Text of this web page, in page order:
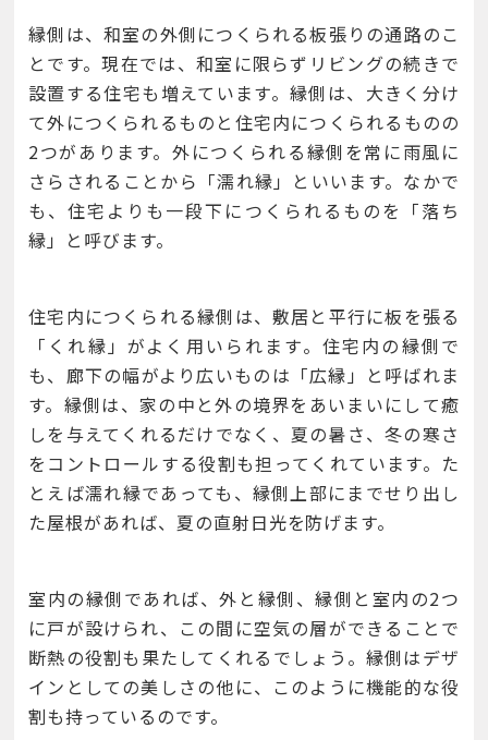
縁側は、和室の外側につくられる板張りの通路のこ
とです。現在では、和室に限らずリビングの続きで
設置する住宅も増えています。縁側は、大きく分け
て外につくられるものと住宅内につくられるものの
2つがあります。外につくられる縁側を常に雨風に
さらされることから「濡れ縁」といいます。なかで
も、住宅よりも一段下につくられるものを「落ち
縁」と呼びます。
住宅内につくられる縁側は、敷居と平行に板を張る
「くれ縁」がよく用いられます。住宅内の縁側で
も、廊下の幅がより広いものは「広縁」と呼ばれま
す。縁側は、家の中と外の境界をあいまいにして癒
しを与えてくれるだけでなく、夏の暑さ、冬の寒さ
をコントロールする役割も担ってくれています。た
とえば濡れ縁であっても、縁側上部にまでせり出し
た屋根があれば、夏の直射日光を防げます。
室内の縁側であれば、外と縁側、縁側と室内の2つ
に戸が設けられ、この間に空気の層ができることで
断熱の役割も果たしてくれるでしょう。縁側はデザ
インとしての美しさの他に、このように機能的な役
割も持っているのです。